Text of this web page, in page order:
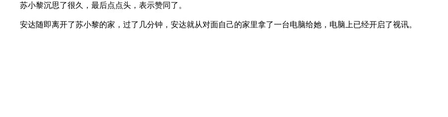
苏小黎沉思了很久，最后点点头，表示赞同了。
安达随即离开了苏小黎的家，过了几分钟，安达就从对面自己的家里拿了一台电脑给她，电脑上已经开启了视讯。